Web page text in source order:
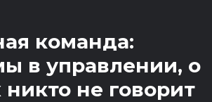
команда:
в управлении, о
никто не говорит